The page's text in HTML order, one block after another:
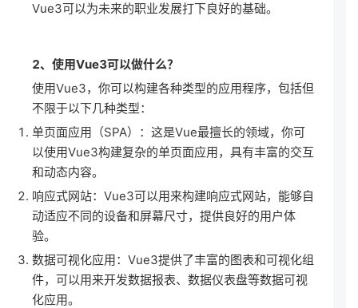
Vue3可以为未来的职业发展打下良好的基础。
2、使用Vue3可以做什么？
使用Vue3，你可以构建各种类型的应用程序，包括但
不限于以下几种类型：
单页面应用（SPA）：这是Vue最擅长的领域，你可
以使用Vue3构建复杂的单页面应用，具有丰富的交互
和动态内容。
响应式网站：Vue3可以用来构建响应式网站，能够自
动适应不同的设备和屏幕尺寸，提供良好的用户体
验。
数据可视化应用：Vue3提供了丰富的图表和可视化组
件，可以用来开发数据报表、数据仪表盘等数据可视
化应用。